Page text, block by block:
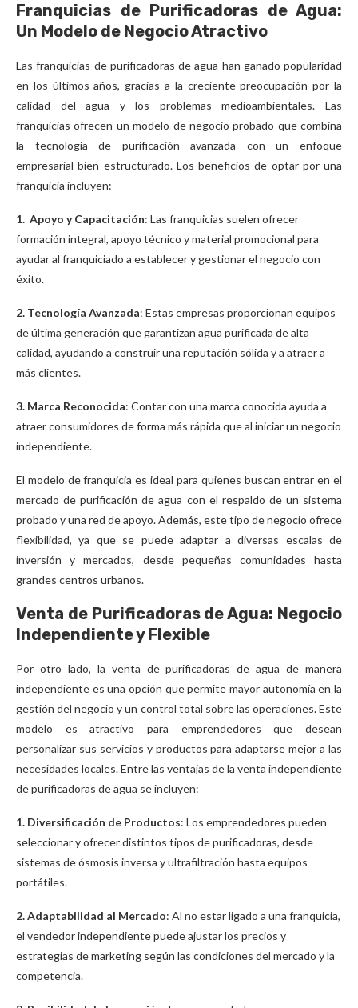
Franquicias de Purificadoras de Agua:
Un Modelo de Negocio Atractivo
Las franquicias de purificadoras de agua han ganado popularidad
en los últimos años, gracias a la creciente preocupación por la
calidad del agua y los problemas medioambientales. Las
franquicias ofrecen un modelo de negocio probado que combina
la tecnología de purificación avanzada con un enfoque
empresarial bien estructurado. Los beneficios de optar por una
franquicia incluyen:
1. Apoyo y Capacitación: Las franquicias suelen ofrecer
formación integral, apoyo técnico y material promocional para
ayudar al franquiciado a establecer y gestionar el negocio con
éxito.
2. Tecnología Avanzada: Estas empresas proporcionan equipos
de última generación que garantizan agua purificada de alta
calidad, ayudando a construir una reputación sólida y a atraer a
más clientes.
3. Marca Reconocida: Contar con una marca conocida ayuda a
atraer consumidores de forma más rápida que al iniciar un negocio
independiente.
El modelo de franquicia es ideal para quienes buscan entrar en el
mercado de purificación de agua con el respaldo de un sistema
probado y una red de apoyo. Además, este tipo de negocio ofrece
flexibilidad, ya que se puede adaptar a diversas escalas de
inversión y mercados, desde pequeñas comunidades hasta
grandes centros urbanos.
Venta de Purificadoras de Agua: Negocio
Independiente y Flexible
Por otro lado, la venta de purificadoras de agua de manera
independiente es una opción que permite mayor autonomía en la
gestión del negocio y un control total sobre las operaciones. Este
modelo es atractivo para emprendedores que desean
personalizar sus servicios y productos para adaptarse mejor a las
necesidades locales. Entre las ventajas de la venta independiente
de purificadoras de agua se incluyen:
1. Diversificación de Productos: Los emprendedores pueden
seleccionar y ofrecer distintos tipos de purificadoras, desde
sistemas de ósmosis inversa y ultrafiltración hasta equipos
portátiles.
2. Adaptabilidad al Mercado: Al no estar ligado a una franquicia,
el vendedor independiente puede ajustar los precios y
estrategias de marketing según las condiciones del mercado y la
competencia.